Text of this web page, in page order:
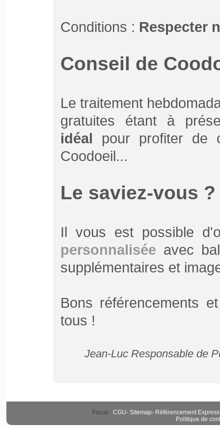
Conditions : Respecter
Conseil de
Le traitement
gratuites étant à
idéal pour profiter de
Coodoeil...
Le saviez-vous ?
Il vous est possible
personnalisée avec
supplémentaires et
Bons référencements
tous !
Jean-Luc Responsable de
Focus : CGU- Sitemap- Référencement Express
Politique de